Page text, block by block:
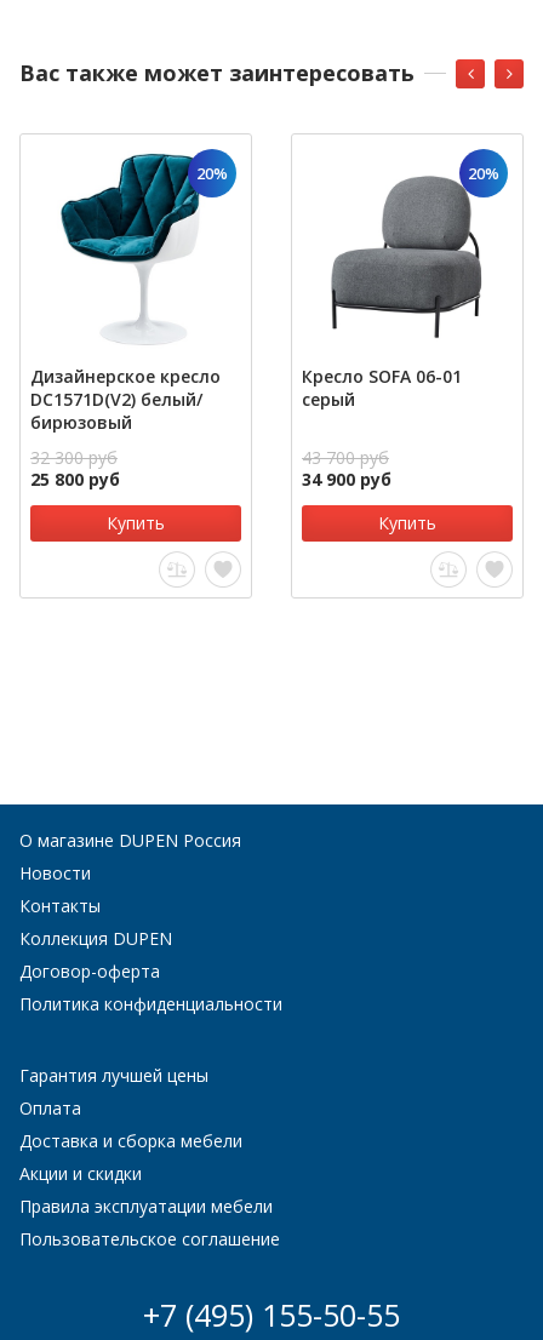
Вас также может заинтересовать
20%
Дизайнерское кресло
DC1571D(V2) белый/
бирюзовый
32 300 руб
25 800 руб
Купить
20%
Кресло SOFA 06-01
серый
43 700 руб
34 900 руб
Купить
О магазине DUPEN Россия
Новости
Контакты
Коллекция DUPEN
Договор-оферта
Политика конфиденциальности
Гарантия лучшей цены
Оплата
Доставка и сборка мебели
Акции и скидки
Правила эксплуатации мебели
Пользовательское соглашение
+7 (495) 155-50-55